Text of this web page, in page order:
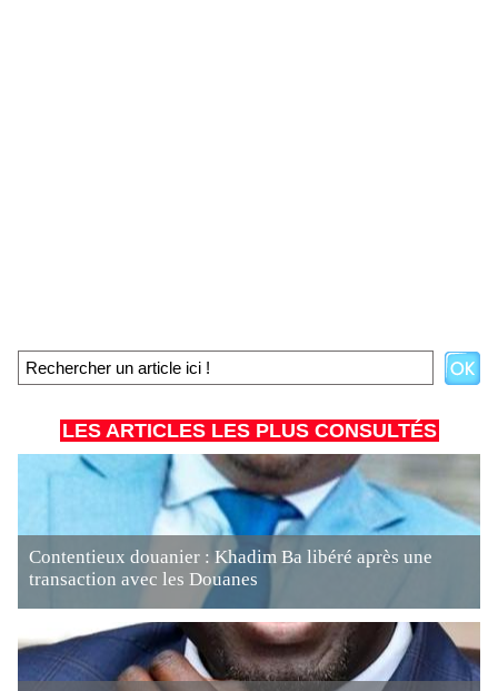
LES ARTICLES LES PLUS CONSULTÉS
Contentieux douanier : Khadim Ba libéré après une
transaction avec les Douanes